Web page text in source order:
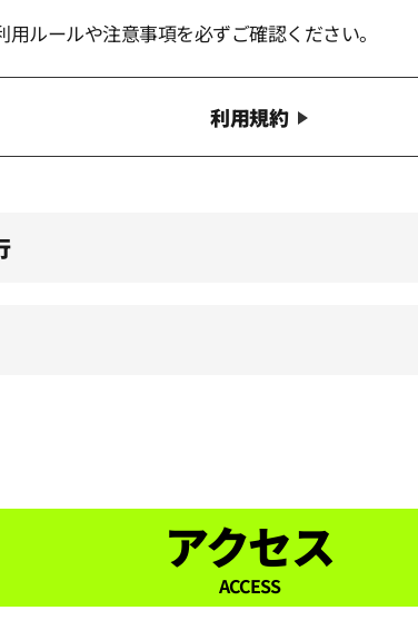
ルールや注意事項を必ずご確認ください。
利用規約
アクセス
ACCESS